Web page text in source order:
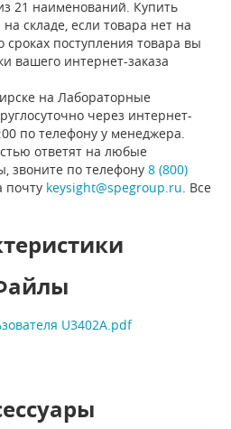
21 наименований. Купить
складе, если товара нет на
поступления товара вы
вашего интернет-заказа
на Лабораторные
через интернет-
по телефону у менеджера.
ответят на любые
звоните по телефону 8 (800)
почту keysight@spegroup.ru . Все
U3402A.pdf